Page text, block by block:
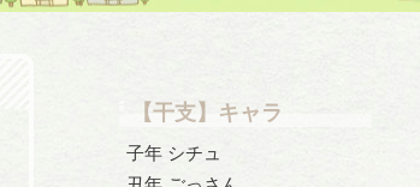
【干支】キャラ
子年 シチュ